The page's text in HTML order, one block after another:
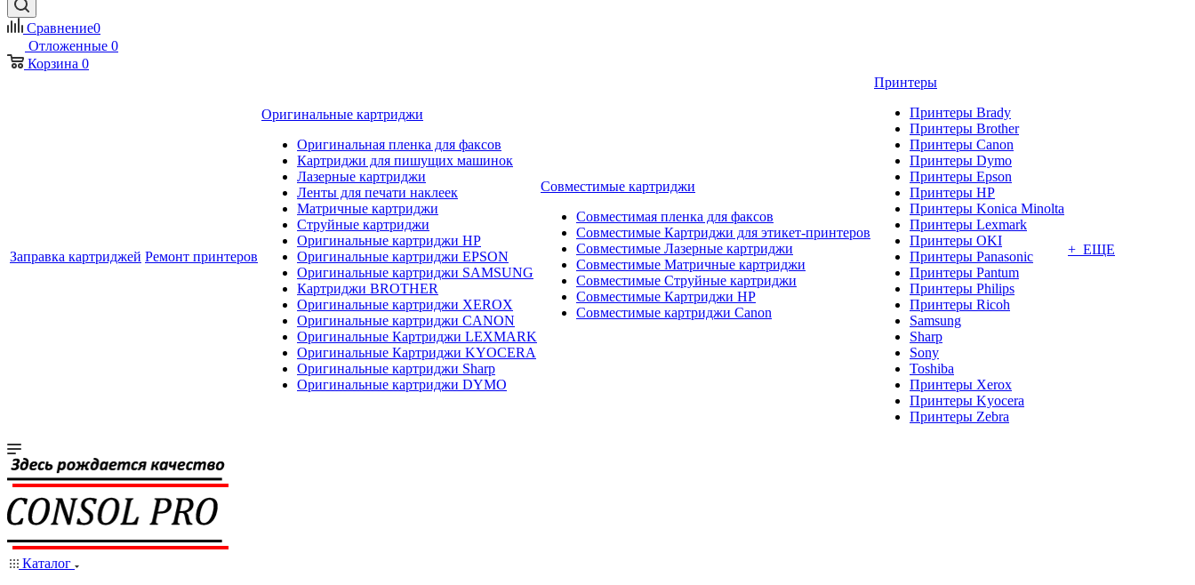
Сравнение0
Отложенные 0
Корзина 0
Заправка картриджей Ремонт принтеров
Оригинальные картриджи
Оригинальная пленка для факсов
Картриджи для пишущих машинок
Лазерные картриджи
Ленты для печати наклеек
Матричные картриджи
Струйные картриджи
Оригинальные картриджи HP
Оригинальные картриджи EPSON
Оригинальные картриджи SAMSUNG
Картриджи BROTHER
Оригинальные картриджи XEROX
Оригинальные картриджи CANON
Оригинальные Картриджи LEXMARK
Оригинальные Картриджи KYOCERA
Оригинальные картриджи Sharp
Оригинальные картриджи DYMO
Совместимые картриджи
Совместимая пленка для факсов
Совместимые Картриджи для этикет-принтеров
Совместимые Лазерные картриджи
Совместимые Матричные картриджи
Совместимые Струйные картриджи
Совместимые Картриджи HP
Совместимые картриджи Canon
Принтеры
Принтеры Brady
Принтеры Brother
Принтеры Canon
Принтеры Dymo
Принтеры Epson
Принтеры HP
Принтеры Konica Minolta
Принтеры Lexmark
Принтеры OKI
Принтеры Panasonic
Принтеры Pantum
Принтеры Philips
Принтеры Ricoh
Samsung
Sharp
Sony
Toshiba
Принтеры Xerox
Принтеры Kyocera
Принтеры Zebra
+ ЕЩЕ
Каталог